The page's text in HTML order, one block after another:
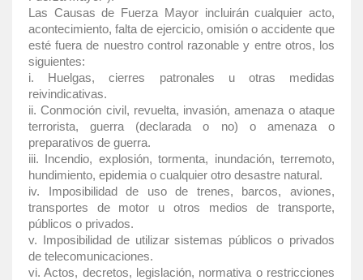
Las Causas de Fuerza Mayor incluirán cualquier acto,
acontecimiento, falta de ejercicio, omisión o accidente que
esté fuera de nuestro control razonable y entre otros, los
siguientes:
i. Huelgas, cierres patronales u otras medidas
reivindicativas.
ii. Conmoción civil, revuelta, invasión, amenaza o ataque
terrorista, guerra (declarada o no) o amenaza o
preparativos de guerra.
iii. Incendio, explosión, tormenta, inundación, terremoto,
hundimiento, epidemia o cualquier otro desastre natural.
iv. Imposibilidad de uso de trenes, barcos, aviones,
transportes de motor u otros medios de transporte,
públicos o privados.
v. Imposibilidad de utilizar sistemas públicos o privados
de telecomunicaciones.
vi. Actos, decretos, legislación, normativa o restricciones